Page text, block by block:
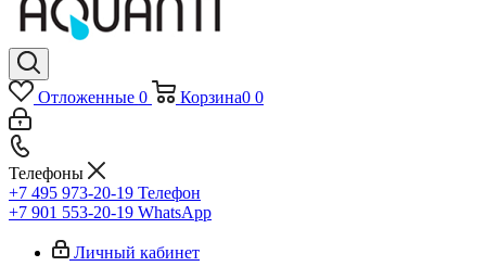
Отложенные 0 Корзина0 0
Телефоны
+7 495 973-20-19 Телефон
+7 901 553-20-19 WhatsApp
Личный кабинет